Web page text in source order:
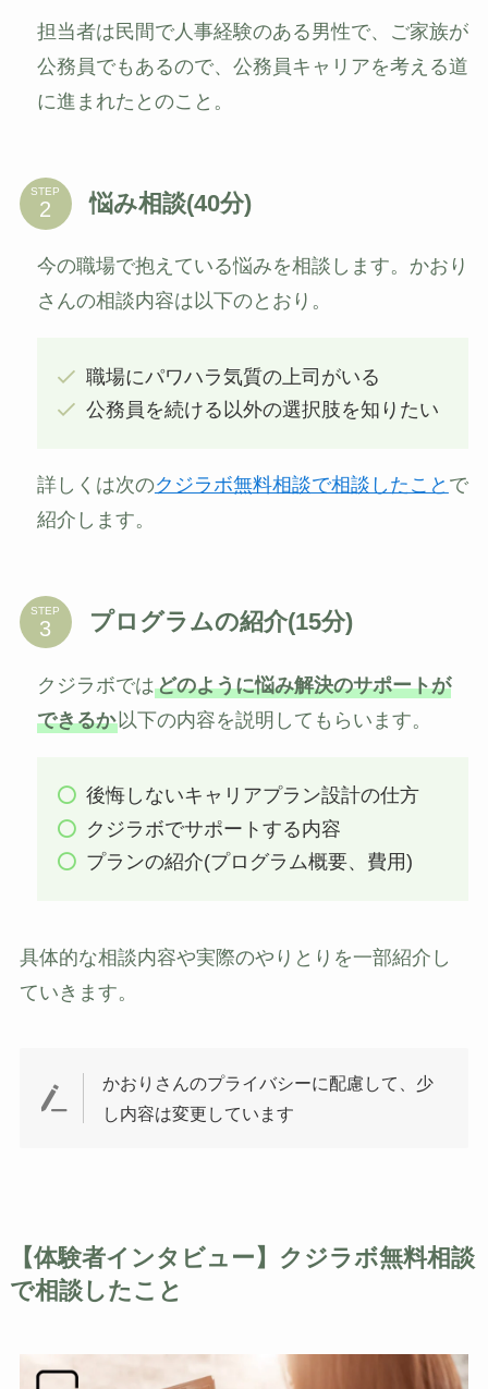
担当者は民間で人事経験のある男性で、ご家族が
公務員でもあるので、公務員キャリアを考える道
に進まれたとのこと。
STEP 悩み相談(40分)
今の職場で抱えている悩みを相談します。かおり
さんの相談内容は以下のとおり。
職場にパワハラ気質の上司がいる
公務員を続ける以外の選択肢を知りたい
詳しくは次のクジラボ無料相談で相談したこと で
紹介します。
STEP プログラムの紹介(15分)
クジラボではどのように悩み解決のサポートが
できるか以下の内容を説明してもらいます。
後悔しないキャリアプラン設計の仕方
クジラボでサポートする内容
プランの紹介(プログラム概要、費用)
具体的な相談内容や実際のやりとりを一部紹介し
ていきます。
かおりさんのプライバシーに配慮して、少
し内容は変更しています
【体験者インタビュー】クジラボ無料相談
で相談したこと